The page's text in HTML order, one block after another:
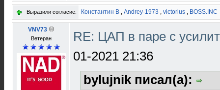
Выразили согласие: Константин В , Andrey-1973 , victorius , BOSS.INC
VNV73
Ветеран
RE: ЦАП в паре с
01-2021 21:36
bylujnik писал(а):